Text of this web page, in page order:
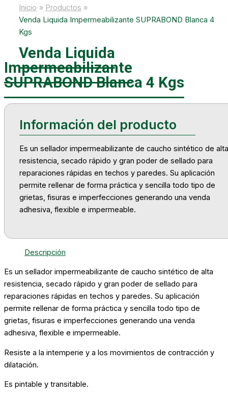
Inicio
Productos
Venda Liquida Impermeabilizante SUPRABOND Blanca 4
Kgs
Venda Liquida
Impermeabilizante
SUPRABOND Blanca 4 Kgs
Es un sellador impermeabilizante de caucho sintético de
resistencia, secado rápido y gran poder de sellado para
reparaciones rápidas en techos y paredes. Su aplicación
permite rellenar de forma práctica y sencilla todo tipo de
grietas, fisuras e imperfecciones generando una venda
adhesiva, flexible e impermeable.
Descripción
Es un sellador impermeabilizante de caucho sintético de alta
resistencia, secado rápido y gran poder de sellado para
reparaciones rápidas en techos y paredes. Su aplicación
permite rellenar de forma práctica y sencilla todo tipo de
grietas, fisuras e imperfecciones generando una venda
adhesiva, flexible e impermeable.
Resiste a la intemperie y a los movimientos de contracción y
dilatación.
Es pintable y transitable.